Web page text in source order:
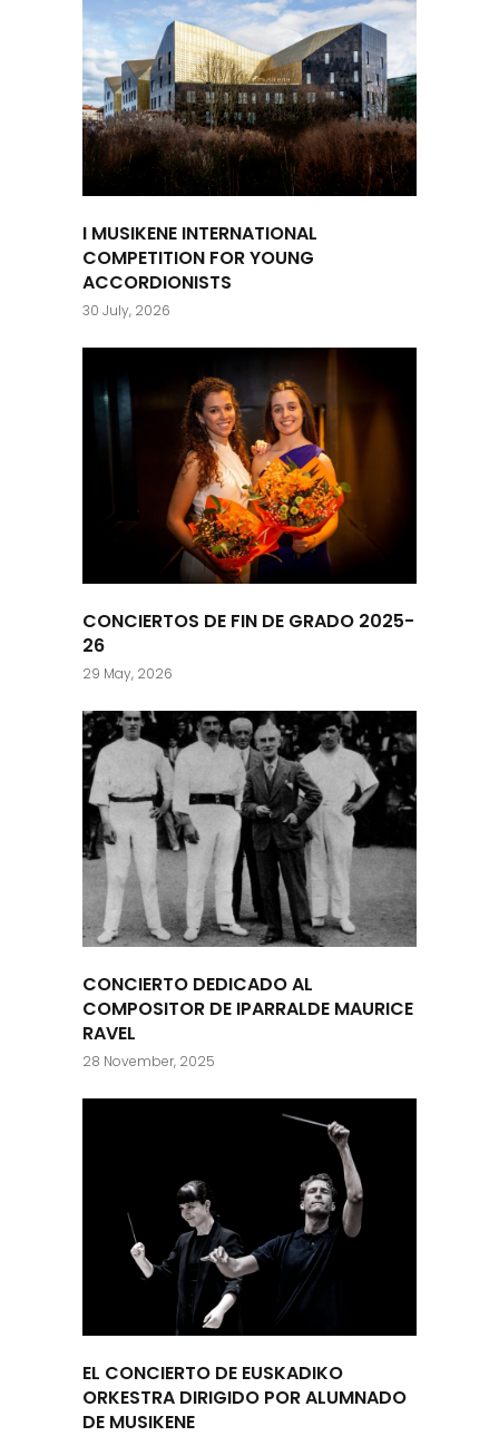
I MUSIKENE INTERNATIONAL
COMPETITION FOR YOUNG
ACCORDIONISTS
30 July, 2026
CONCIERTOS DE FIN DE GRADO 2025-
26
29 May, 2026
CONCIERTO DEDICADO AL
COMPOSITOR DE IPARRALDE MAURICE
RAVEL
28 November, 2025
EL CONCIERTO DE EUSKADIKO
ORKESTRA DIRIGIDO POR ALUMNADO
DE MUSIKENE